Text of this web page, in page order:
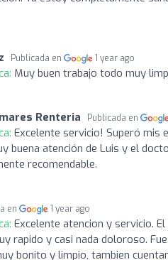
Publicada en 1 year ago
Muy buen trabajo todo muy
Renteria Publicada en
Excelente servicio! Superó mis
buena atención de Luis y el
recomendable.
en 1 year ago
Excelente atencion y servicio.
rapido y casi nada doloroso.
bonito y limpio, tambien